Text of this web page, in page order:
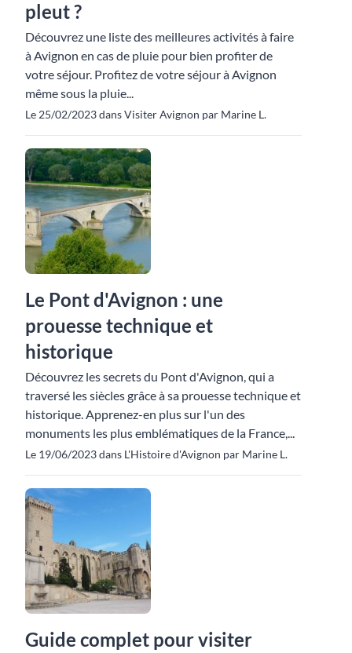
pleut ?
Découvrez une liste des meilleures activités à faire
à Avignon en cas de pluie pour bien profiter de
votre séjour. Profitez de votre séjour à Avignon
même sous la pluie...
Le 25/02/2023 dans Visiter Avignon par Marine L.
Le Pont d'Avignon : une
prouesse technique et
historique
Découvrez les secrets du Pont d'Avignon, qui a
traversé les siècles grâce à sa prouesse technique et
historique. Apprenez-en plus sur l'un des
monuments les plus emblématiques de la France,...
Le 19/06/2023 dans L'Histoire d'Avignon par Marine L.
Guide complet pour visiter